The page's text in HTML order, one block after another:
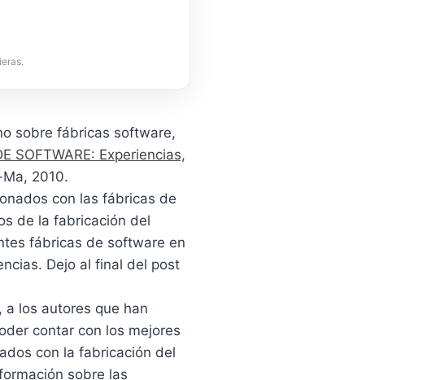
sobre fábricas software,
SOFTWARE: Experiencias,
2010.
con las fábricas de
de la fabricación del
fábricas de software en
Dejo al final del post
a los autores que han
contar con los mejores
con la fabricación del
sobre las